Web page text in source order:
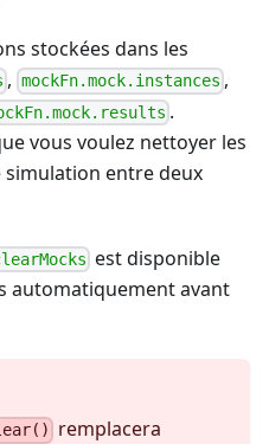
stockées dans les
, mockFn.mock.instances ,
.
vous voulez nettoyer les
entre deux
est disponible
automatiquement avant
remplacera